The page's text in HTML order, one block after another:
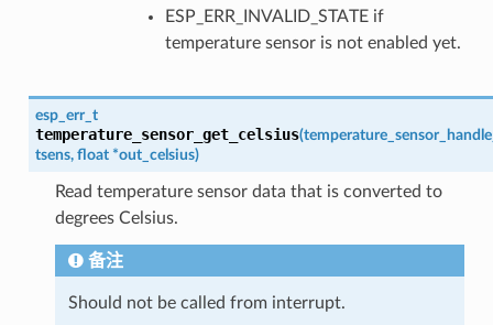
ESP_ERR_INVALID_STATE if
temperature sensor is not enabled yet.
esp_err_t
temperature_sensor_get_celsius(
tsens, float *out_celsius)
Read temperature sensor data that is converted to
degrees Celsius.
备注
Should not be called from interrupt.